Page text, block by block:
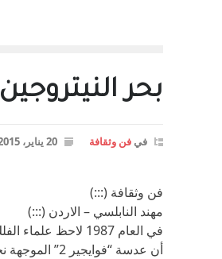
بحر النيتروجين
في فن وثقافة 20 يناير، 2015
فن وثقافة (:::)
مهند النابلسي – الاردن (:::)
في العام 1987 لاحظ
أن عدسة “فوايجير